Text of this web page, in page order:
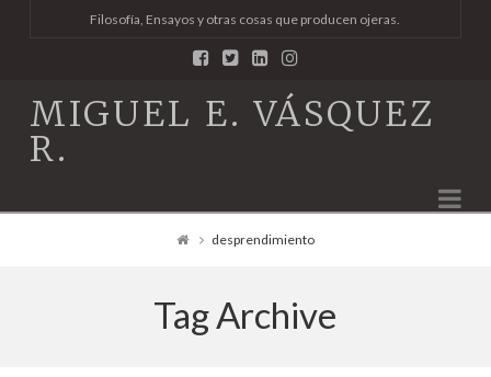
Filosofía, Ensayos y otras cosas que producen ojeras.
MIGUEL E. VÁSQUEZ
R.
desprendimiento
Tag Archive